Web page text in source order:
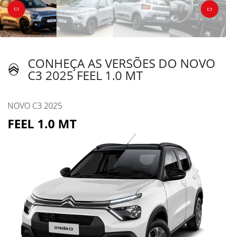
CONHEÇA AS VERSÕES DO NOVO
C3 2025 FEEL 1.0 MT
NOVO C3 2025
FEEL 1.0 MT